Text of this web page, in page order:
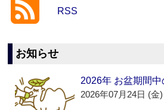
RSS
お知らせ
2026年 お盆期間
2026年07月24日 (金)